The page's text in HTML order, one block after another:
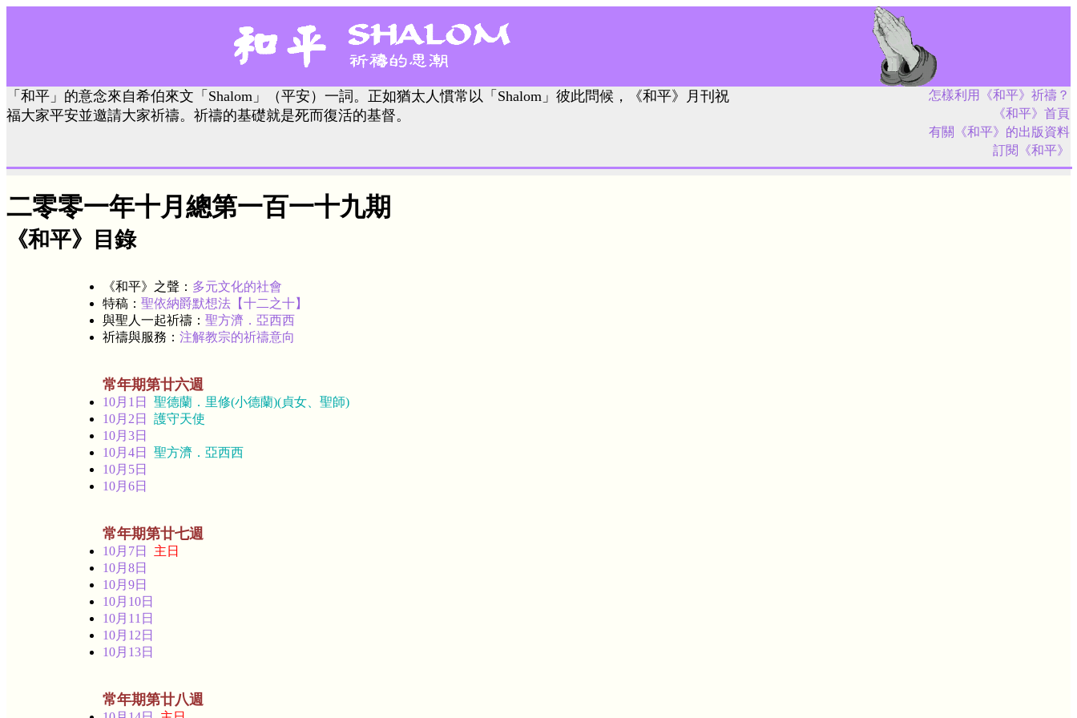
「和平」的意念來自希伯來文「Shalom」（平安）一詞。正如猶太人慣常以「Shalom」彼此問候，《和平》月刊祝
福大家平安並邀請大家祈禱。祈禱的基礎就是死而復活的基督。
怎樣利用《和平》祈禱？
《和平》首頁
有關《和平》的出版資料
訂閱《和平》
二零零一年十月總第一百一十九期
《和平》目錄
《和平》之聲： 多元文化的社會
特稿： 聖依納爵默想法【十二之十】
與聖人一起祈禱： 聖方濟．亞西西
祈禱與服務： 注解教宗的祈禱意向
常年期第廿六週
10月1日 聖德蘭．里修(小德蘭)(貞女、聖師)
10月2日 護守天使
10月3日
10月4日 聖方濟．亞西西
10月5日
10月6日
常年期第廿七週
10月7日
主日
10月8日
10月9日
10月10日
10月11日
10月12日
10月13日
常年期第廿八週